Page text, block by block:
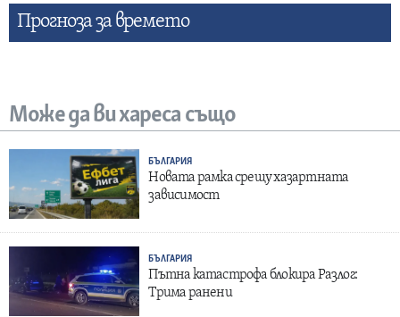
Прогнозa за времето
Може да ви хареса също
БЪЛГАРИЯ
Новата рамка срещу хазартната
зависимост
БЪЛГАРИЯ
Пътна катастрофа блокира Разлог:
Трима ранени